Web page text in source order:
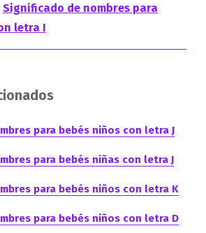
Significado de nombres para
letra I
para bebés niños con letra J
para bebés niñas con letra J
para bebés niños con letra K
para bebés niños con letra D